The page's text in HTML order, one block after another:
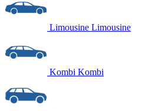
Limousine Limousine
Kombi Kombi